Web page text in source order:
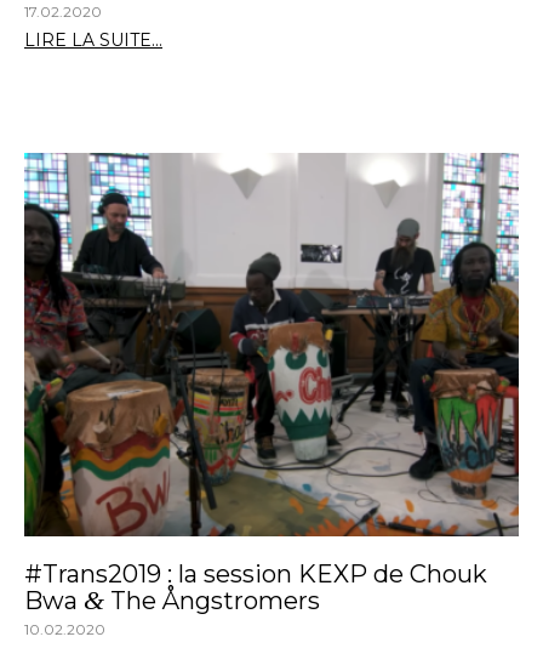
17.02.2020
LIRE LA SUITE...
#Trans2019 : la session KEXP de Chouk
Bwa & The Ångstromers
10.02.2020